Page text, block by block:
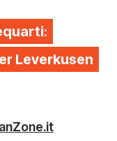
Leverkusen